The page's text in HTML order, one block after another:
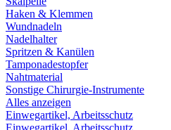
Haken & Klemmen
Wundnadeln
Nadelhalter
Spritzen & Kanülen
Tamponadestopfer
Nahtmaterial
Sonstige Chirurgie-Instrumente
Alles anzeigen
Einwegartikel, Arbeitsschutz
Einwegartikel, Arbeitsschutz